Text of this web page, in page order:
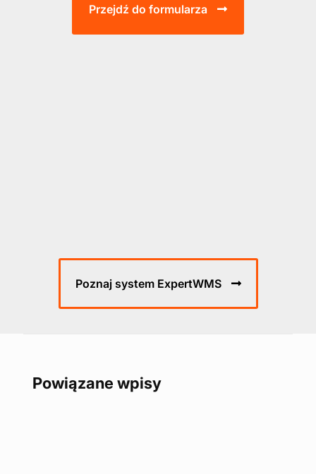
Przejdź do formularza
Poznaj system ExpertWMS
Powiązane wpisy